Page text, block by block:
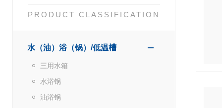
PRODUCT CLASSIFICATION
水（油）浴（锅）/低温槽
三用水箱
水浴锅
油浴锅